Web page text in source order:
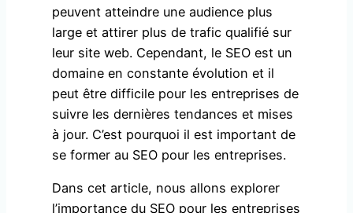
peuvent atteindre une audience plus
large et attirer plus de trafic qualifié sur
leur site web. Cependant, le SEO est un
domaine en constante évolution et il
peut être difficile pour les entreprises de
suivre les dernières tendances et mises
à jour. C’est pourquoi il est important de
se former au SEO pour les entreprises.
Dans cet article, nous allons explorer
l’importance du SEO pour les entreprises